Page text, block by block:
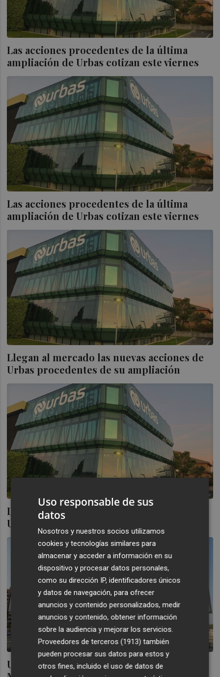
Las acciones procedentes de la última
ampliación de Urbas cotizan este viernes
Las acciones procedentes de la última
ampliación de Urbas cotizan este viernes
Llegan al mercado las nuevas acciones de
Urbas procedentes de su ampliación
Llegan al mercado las nuevas acciones de
Urbas procedentes de su ampliación
Urbas vuelve a financiarse a través del
Uso responsable de sus
datos
Nosotros y nuestros socios utilizamos
cookies y tecnologías similares para
almacenar y acceder a información en su
dispositivo y procesar datos personales,
como su dirección IP, identificadores únicos
y datos de navegación, para ofrecer
anuncios y contenido personalizados, medir
anuncios y contenido, obtener información
sobre la audiencia y mejorar los servicios.
Proveedores de terceros (1913) también
pueden procesar sus datos para estos y
otros fines, incluido el uso de datos de